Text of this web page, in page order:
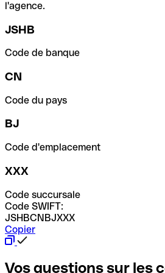
l'agence.
JSHB
Code de banque
CN
Code du pays
BJ
Code d'emplacement
XXX
Code succursale
Code SWIFT:
JSHBCNBJXXX
Copier
Vos questions sur les